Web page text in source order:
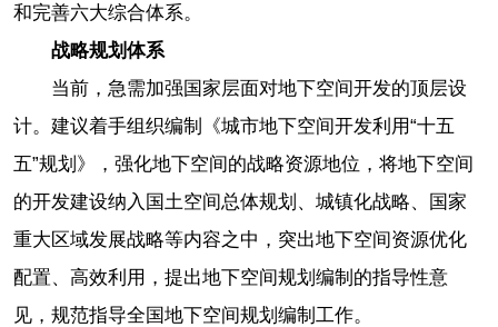
和完善六大综合体系。
战略规划体系
当前，急需加强国家层面对地下空间开发的顶层设
计。建议着手组织编制《城市地下空间开发利用“十五
五”规划》，强化地下空间的战略资源地位，将地下空间
的开发建设纳入国土空间总体规划、城镇化战略、国家
重大区域发展战略等内容之中，突出地下空间资源优化
配置、高效利用，提出地下空间规划编制的指导性意
见，规范指导全国地下空间规划编制工作。